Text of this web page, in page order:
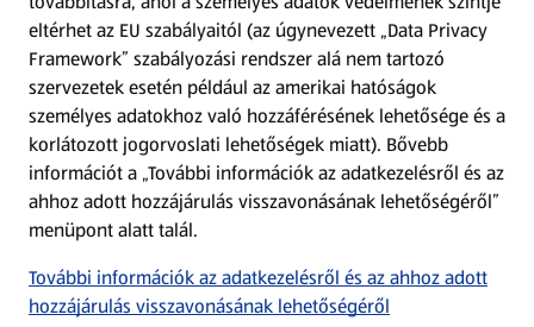
Adattörlő alkalmazás
Szervizpont
(új oldalon nyílik meg)
Fedezz fel minket az interneten!
Töltsd le az ALDI Magyarország applikációt!
eltérhet az EU szabályaitól (az úgynevezett „Data Privacy
Framework” szabályozási rendszer alá nem tartozó
szervezetek esetén például az amerikai hatóságok
személyes adatokhoz való hozzáférésének lehetősége és a
korlátozott jogorvoslati lehetőségek miatt). Bővebb
információt a „További információk az adatkezelésről és az
ahhoz adott hozzájárulás visszavonásának lehetőségéről”
menüpont alatt talál.
További információk az adatkezelésről és az ahhoz adott
hozzájárulás visszavonásának lehetőségéről